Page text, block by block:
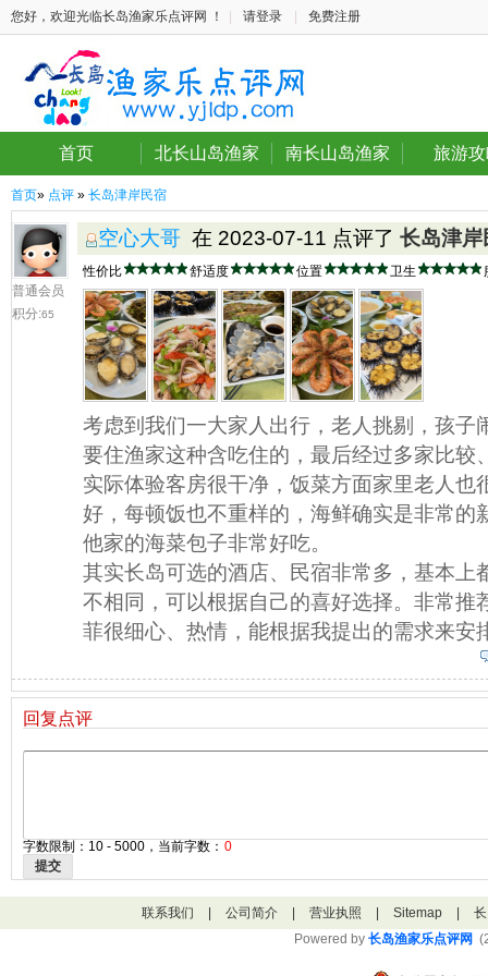
您好，欢迎光临长岛渔家乐点评网 ！ 请登录 免费注册
首页 北长山岛渔家 南长山岛渔家 旅游
首页» 点评 » 长岛津岸民宿
普通会员
积分:65
空心大哥 在 2023-07-11 点评了 长岛津岸
性价比 舒适度 位置 卫生
考虑到我们一大家人出行，老人挑剔，孩子
要住渔家这种含吃住的，最后经过多家比较
实际体验客房很干净，饭菜方面家里老人也
好，每顿饭也不重样的，海鲜确实是非常的
他家的海菜包子非常好吃。
其实长岛可选的酒店、民宿非常多，基本上
不相同，可以根据自己的喜好选择。非常推
菲很细心、热情，能根据我提出的需求来安
回复点评
字数限制：10 - 5000，当前字数： 0
提交
联系我们 公司简介 营业执照 Sitemap
Powered by 长岛渔家乐点评网